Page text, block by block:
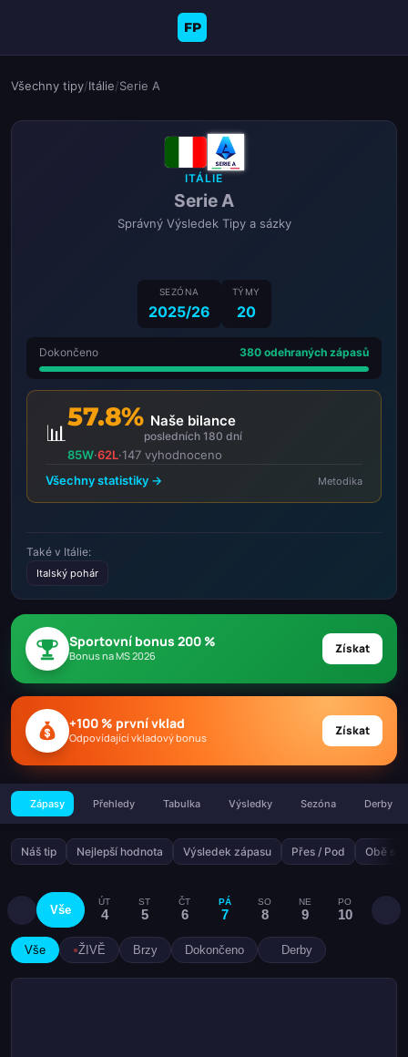
FP
Všechny tipy/Itálie/Serie A
ITÁLIE
Serie A
Správný Výsledek Tipy a sázky
SEZÓNA
2025/26
TÝMY
20
Dokončeno 380 odehraných zápasů
📊
57.8% Naše bilance
posledních 180 dní
85W·62L·147 vyhodnoceno
Všechny statistiky →
Metodika
Také v Itálie:
Italský pohár
Sportovní bonus 200 %
Bonus na MS 2026 Získat
+100 % první vklad
Odpovídající vkladový bonus Získat
Zápasy Přehledy Tabulka Výsledky Sezóna Derby
Náš tip Nejlepší hodnota Výsledek zápasu Přes / Pod Obě
Vše
ÚT
4
ST
5
ČT
6
PÁ
7
SO
8
NE
9
PO
10
Vše ŽIVĚ Brzy Dokončeno Derby